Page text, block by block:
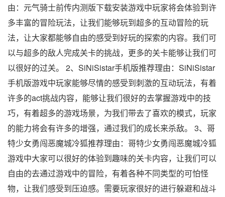
由：元气骑士前传内测版下载安装游戏中玩家将会体验到许
多丰富的冒险玩法，让我们能够玩到超多的互动冒险的玩
法，让大家都能够自由的感受到好玩的探索的内容。我们可
以与超多的敌人完成关卡的挑战，更多的关卡能够让我们可
以很好的过关。 2、SiNiSistar手机版推荐理由：SiNiSistar
手机版游戏中玩家能够尽情的感受到刺激的互动玩法，有着
许多的act挑战内容，能够让我们很好的去掌握游戏中的技
巧，有着超多的游戏场景，为我们带去了喜欢的模式，玩家
的能力将会有许多的增强，通过我们的成长来杀敌。 3、哥
特少女勇闯恶魔城冷狐推荐理由：哥特少女勇闯恶魔城冷狐
游戏中大家可以很好的体验到趣味的关卡内容，让我们可以
自由的去通过游戏中的冒险，有着各种不同类型的可怕怪
物，让我们感受到压迫感。需要玩家很好的进行躲避和战斗